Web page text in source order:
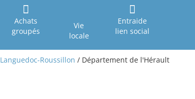
Achats
groupés
Vie
locale
Entraide
lien social
Languedoc-Roussillon / Département de l'Hérault